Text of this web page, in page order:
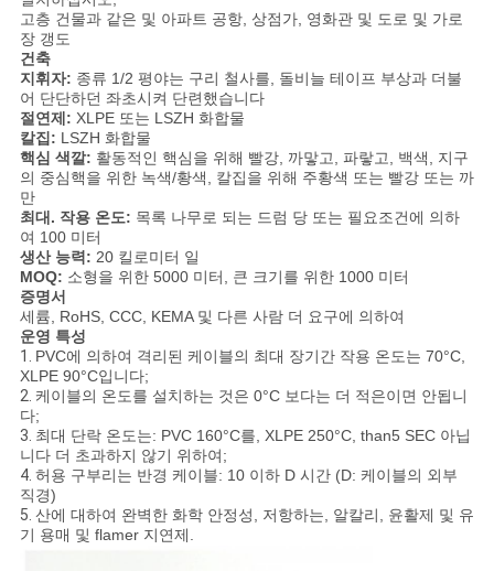
적
요
청
NEWS
사
이
트
맵
개
인
정
고층 건물과 같은 및 아파트 공항, 상점가, 영화관 및 도로 및 가로
장 갱도
건축
지휘자: 종류 1/2 평야는 구리 철사를, 돌비늘 테이프 부상과 더불
어 단단하던 좌초시켜 단련했습니다
절연제: XLPE 또는 LSZH 화합물
칼집: LSZH 화합물
핵심 색깔: 활동적인 핵심을 위해 빨강, 까맣고, 파랗고, 백색, 지구
의 중심핵을 위한 녹색/황색, 칼집을 위해 주황색 또는 빨강 또는 까
만
최대. 작용 온도: 목록 나무로 되는 드럼 당 또는 필요조건에 의하
여 100 미터
생산 능력: 20 킬로미터 일
MOQ: 소형을 위한 5000 미터, 큰 크기를 위한 1000 미터
증명서
세륨, RoHS, CCC, KEMA 및 다른 사람 더 요구에 의하여
운영 특성
1. PVC에 의하여 격리된 케이블의 최대 장기간 작용 온도는 70°C,
XLPE 90°C입니다;
2. 케이블의 온도를 설치하는 것은 0°C 보다는 더 적은이면 안됩니
다;
3. 최대 단락 온도는: PVC 160°C를, XLPE 250°C, than5 SEC 아닙
니다 더 초과하지 않기 위하여;
4. 허용 구부리는 반경 케이블: 10 이하 D 시간 (D: 케이블의 외부
직경)
5. 산에 대하여 완벽한 화학 안정성, 저항하는, 알칼리, 윤활제 및 유
기 용매 및 flamer 지연제.